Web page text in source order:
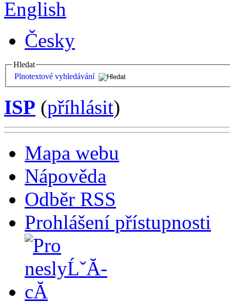
English
Česky
Hledat
Plnotextové vyhledávání
ISP (příhlásit)
Mapa webu
Nápověda
Odběr RSS
Prohlášení přístupnosti